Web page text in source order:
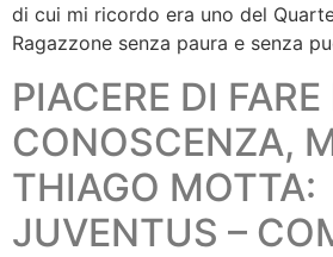
di cui mi ricordo era uno del
Ragazzone senza paura e senza
PIACERE DI
CONOSCENZA,
THIAGO MOTTA:
JUVENTUS –